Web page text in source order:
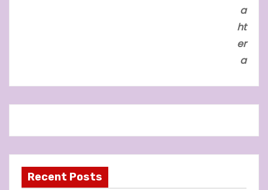
a
ht
er
a
Recent Posts